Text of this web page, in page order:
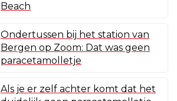
Beach
Ondertussen bij het station van
Bergen op Zoom: Dat was geen
paracetamolletje
Als je er zelf achter komt dat het